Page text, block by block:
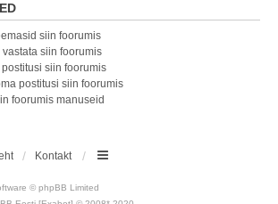
siin foorumis
siin foorumis
siin foorumis
postitusi siin foorumis
foorumis manuseid
Kontakt
© phpBB Limited